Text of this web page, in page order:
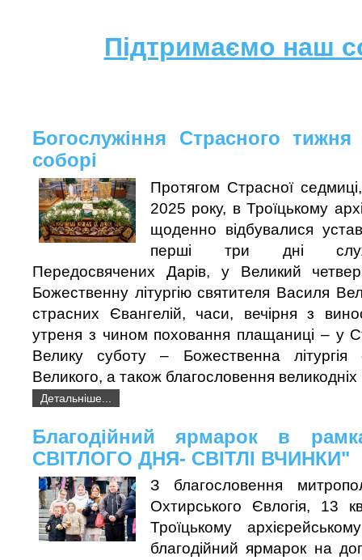
Підтримаємо наш
Богослужіння Страсного
соборі
Протягом Страсної
2025 року, в Троїцькому
щоденно відбувалися
перші три дні
Передосвячених Дарів, у Великий
Божественну літургію святителя Василя
страсних Євангелій, часи, вечірня з
утреня з чином поховання плащаниці – у
Велику суботу – Божественна літургія
Великого, а також благословення
Детальніше...
Благодійний ярмарок в
СВІТЛОГО ДНЯ- СВІТЛІ ВЧИНКИ"
З благословення
Охтирського Євлогія, 13
Троїцькому
благодійний ярмарок на